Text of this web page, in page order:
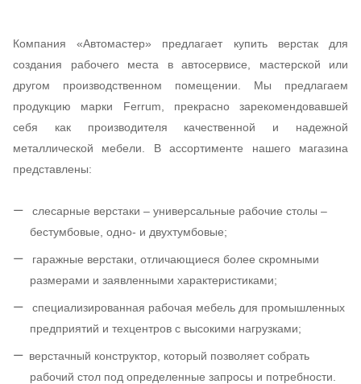
Компания «Автомастер» предлагает купить верстак для
создания рабочего места в автосервисе, мастерской или
другом производственном помещении. Мы предлагаем
продукцию марки Ferrum , прекрасно зарекомендовавшей
себя как производителя качественной и надежной
металлической мебели. В ассортименте нашего магазина
представлены:
слесарные верстаки – универсальные рабочие столы –
бестумбовые, одно- и двухтумбовые;
гаражные верстаки, отличающиеся более скромными
размерами и заявленными характеристиками;
специализированная рабочая мебель для промышленных
предприятий и техцентров с высокими нагрузками;
верстачный конструктор, который позволяет собрать
рабочий стол под определенные запросы и потребности.